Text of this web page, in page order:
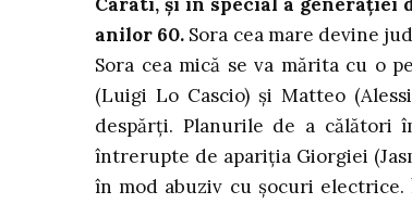
anilor 60. Sora cea mare devine
Sora cea mică se va mărita cu o
(Luigi Lo Cascio) și Matteo
despărți. Planurile de a călători
întrerupte de apariția Giorgiei
în mod abuziv cu șocuri